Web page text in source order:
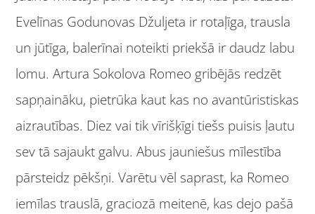
Evelīnas Godunovas Džuljeta ir rotaļīga, trausla
un jūtīga, balerīnai noteikti priekšā ir daudz labu
lomu. Artura Sokolova Romeo gribējās redzēt
sapņaināku, pietrūka kaut kas no avantūristiskas
aizrautības. Diez vai tik vīrišķīgi tiešs puisis ļautu
sev tā sajaukt galvu. Abus jauniešus mīlestība
pārsteidz pēkšņi. Varētu vēl saprast, ka Romeo
iemīlas trauslā, graciozā meitenē, kas dejo pašā